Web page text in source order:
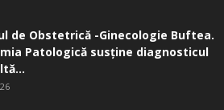
de Obstetrică -Ginecologie Buftea.
Patologică susţine diagnosticul